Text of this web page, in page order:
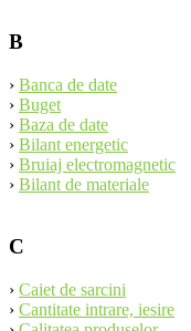
B
› Banca de date
› Buget
› Baza de date
› Bilant energetic
› Bruiaj electromagnetic
› Bilant de materiale
C
› Caiet de sarcini
› Cantitate intrare, iesire